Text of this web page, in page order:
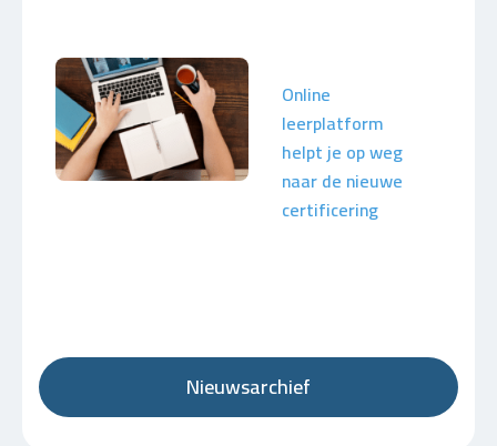
Online
leerplatform
helpt je op weg
naar de nieuwe
certificering
Nieuwsarchief